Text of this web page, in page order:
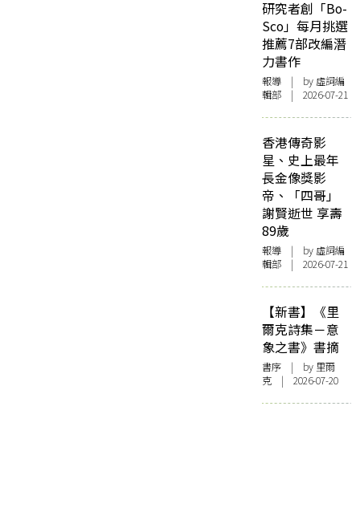
研究者創「Bo-
Sco」每月挑選
推薦7部改編潛
力書作
報導 | by 虛詞編
輯部 | 2026-07-21
香港傳奇影
星、史上最年
長金像獎影
帝、「四哥」
謝賢逝世 享壽
89歲
報導 | by 虛詞編
輯部 | 2026-07-21
【新書】《里
爾克詩集－意
象之書》書摘
書序 | by 里爾
克 | 2026-07-20